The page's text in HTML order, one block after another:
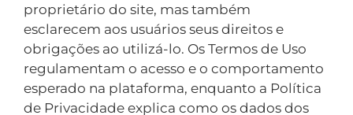
proprietário do site, mas também
esclarecem aos usuários seus direitos e
obrigações ao utilizá-lo. Os Termos de Uso
regulamentam o acesso e o comportamento
esperado na plataforma, enquanto a Política
de Privacidade explica como os dados dos